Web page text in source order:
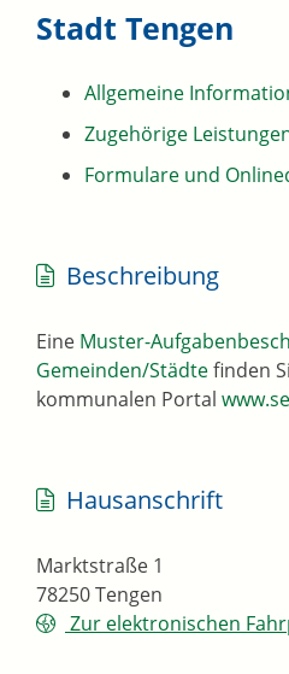
Stadt Tengen
Allgemeine
Zugehörige
Formulare und
Beschreibung
Eine Muster-
Gemeinden/Städtefinden
kommunalen Portal
Hausanschrift
Marktstraße 1
78250Tengen
Zur elektronischen